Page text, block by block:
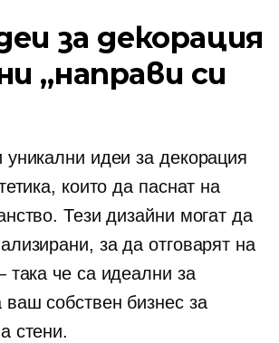
за декорация
„направи си
уникални идеи за декорация
които да паснат на
Тези дизайни могат да
за да отговарят на
че са идеални за
собствен бизнес за
стени.